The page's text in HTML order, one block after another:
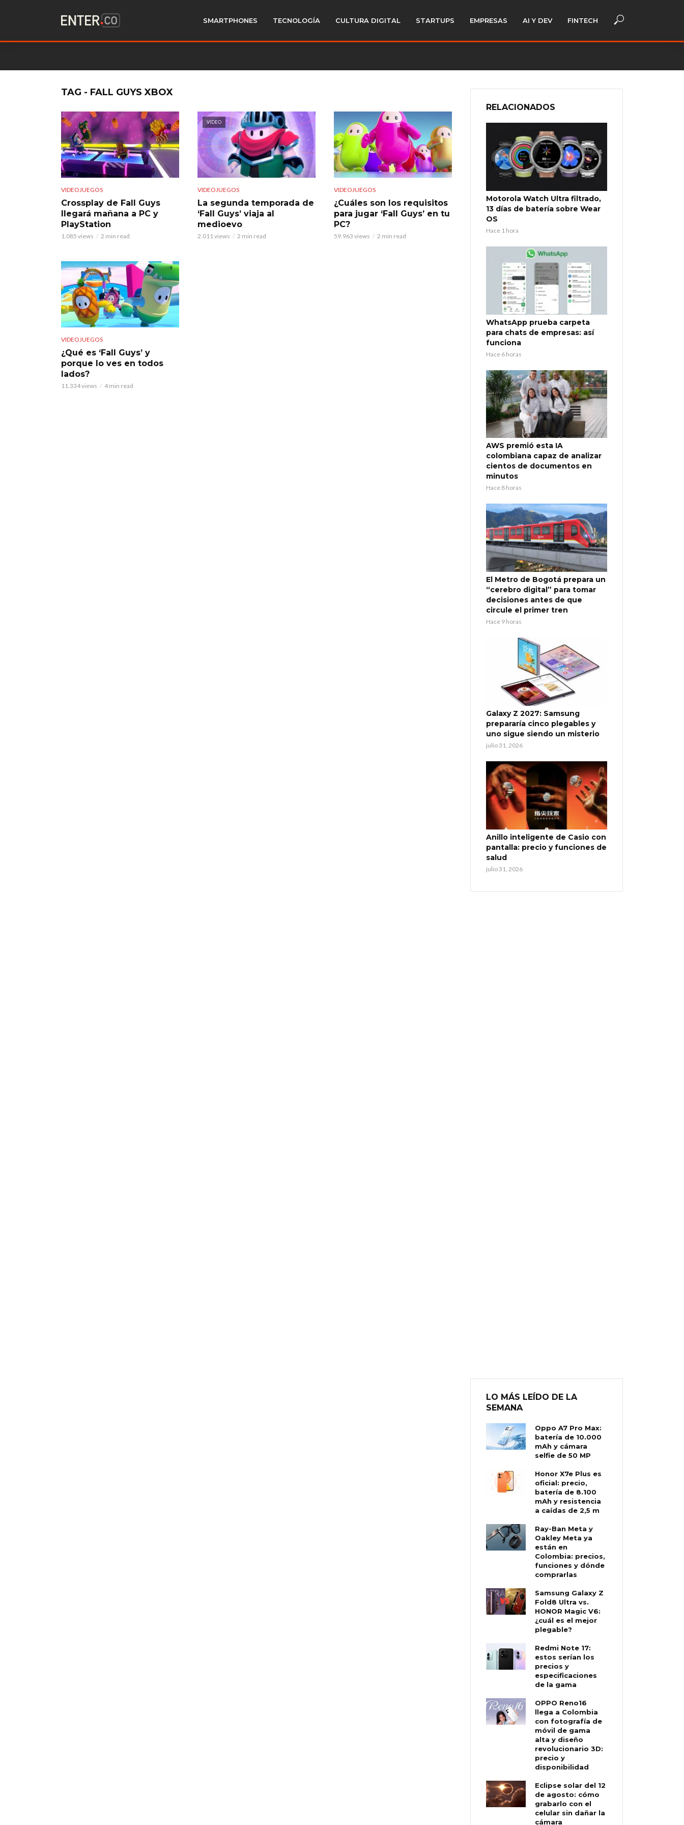
SMARTPHONES TECNOLOGÍA CULTURA DIGITAL STARTUPS EMPRESAS AI Y DEV FINTECH
TAG - FALL GUYS XBOX
VIDEOJUEGOS
Crossplay de Fall Guys
llegará mañana a PC y
PlayStation
1.085 views 2 min read
VIDEO
VIDEOJUEGOS
La segunda temporada de
‘Fall Guys’ viaja al
medioevo
2.011 views 2 min read
VIDEOJUEGOS
¿Cuáles son los requisitos
para jugar ‘Fall Guys’ en tu
PC?
59.963 views 2 min read
VIDEOJUEGOS
¿Qué es ‘Fall Guys’ y
porque lo ves en todos
lados?
11.334 views 4 min read
RELACIONADOS
Motorola Watch Ultra filtrado,
13 días de batería sobre Wear
OS
Hace 1 hora
WhatsApp prueba carpeta
para chats de empresas: así
funciona
Hace 6 horas
AWS premió esta IA
colombiana capaz de analizar
cientos de documentos en
minutos
Hace 8 horas
El Metro de Bogotá prepara un
“cerebro digital” para tomar
decisiones antes de que
circule el primer tren
Hace 9 horas
Galaxy Z 2027: Samsung
prepararía cinco plegables y
uno sigue siendo un misterio
julio 31, 2026
Anillo inteligente de Casio con
pantalla: precio y funciones de
salud
julio 31, 2026
LO MÁS LEÍDO DE LA
SEMANA
Oppo A7 Pro Max:
batería de 10.000
mAh y cámara
selfie de 50 MP
Honor X7e Plus es
oficial: precio,
batería de 8.100
mAh y resistencia
a caídas de 2,5 m
Ray-Ban Meta y
Oakley Meta ya
están en
Colombia: precios,
funciones y dónde
comprarlas
Samsung Galaxy Z
Fold8 Ultra vs.
HONOR Magic V6:
¿cuál es el mejor
plegable?
Redmi Note 17:
estos serían los
precios y
especificaciones
de la gama
OPPO Reno16
llega a Colombia
con fotografía de
móvil de gama
alta y diseño
revolucionario 3D:
precio y
disponibilidad
Eclipse solar del 12
de agosto: cómo
grabarlo con el
celular sin dañar la
cámara